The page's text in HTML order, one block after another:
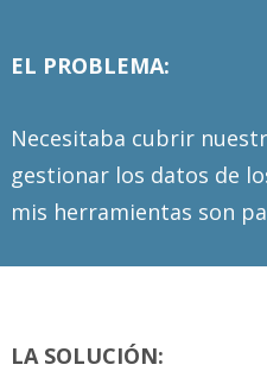
EL PROBLEMA:
Necesitaba cubrir
gestionar los datos de
mis herramientas son
LA SOLUCIÓN: